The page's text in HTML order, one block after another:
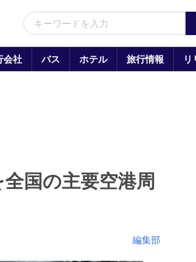
会社 バス ホテル 旅行情報 リ
国の主要空港周
編集部